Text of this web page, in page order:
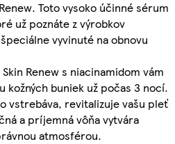
Toto vysoko účinné sérum
už poznáte z výrobkov
vyvinuté na obnovu
Renew s niacinamidom vám
buniek už počas 3 nocí.
vstrebáva, revitalizuje vašu pleť
a príjemná vôňa vytvára
atmosférou.